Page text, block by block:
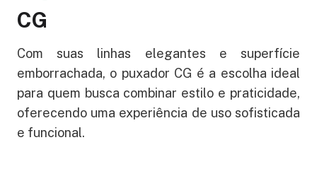
CG
Com suas linhas elegantes e superfície
emborrachada, o puxador CG é a escolha ideal
para quem busca combinar estilo e praticidade,
oferecendo uma experiência de uso sofisticada
e funcional.